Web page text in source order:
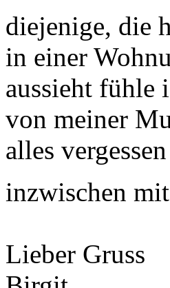
diejenige, die
in einer
aussieht fühle
von meiner
alles
inzwischen
Lieber Gruss